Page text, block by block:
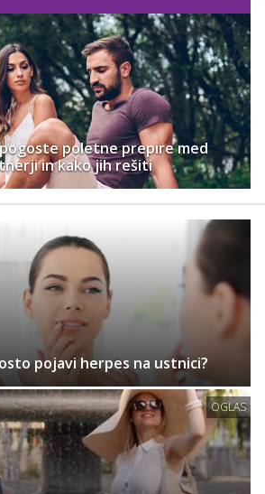
poletne prepire med
in kako jih rešiti
pojavi herpes na ustnici?
OGLAS